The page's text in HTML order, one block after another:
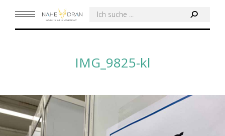
Search:
IMG_9825-kl